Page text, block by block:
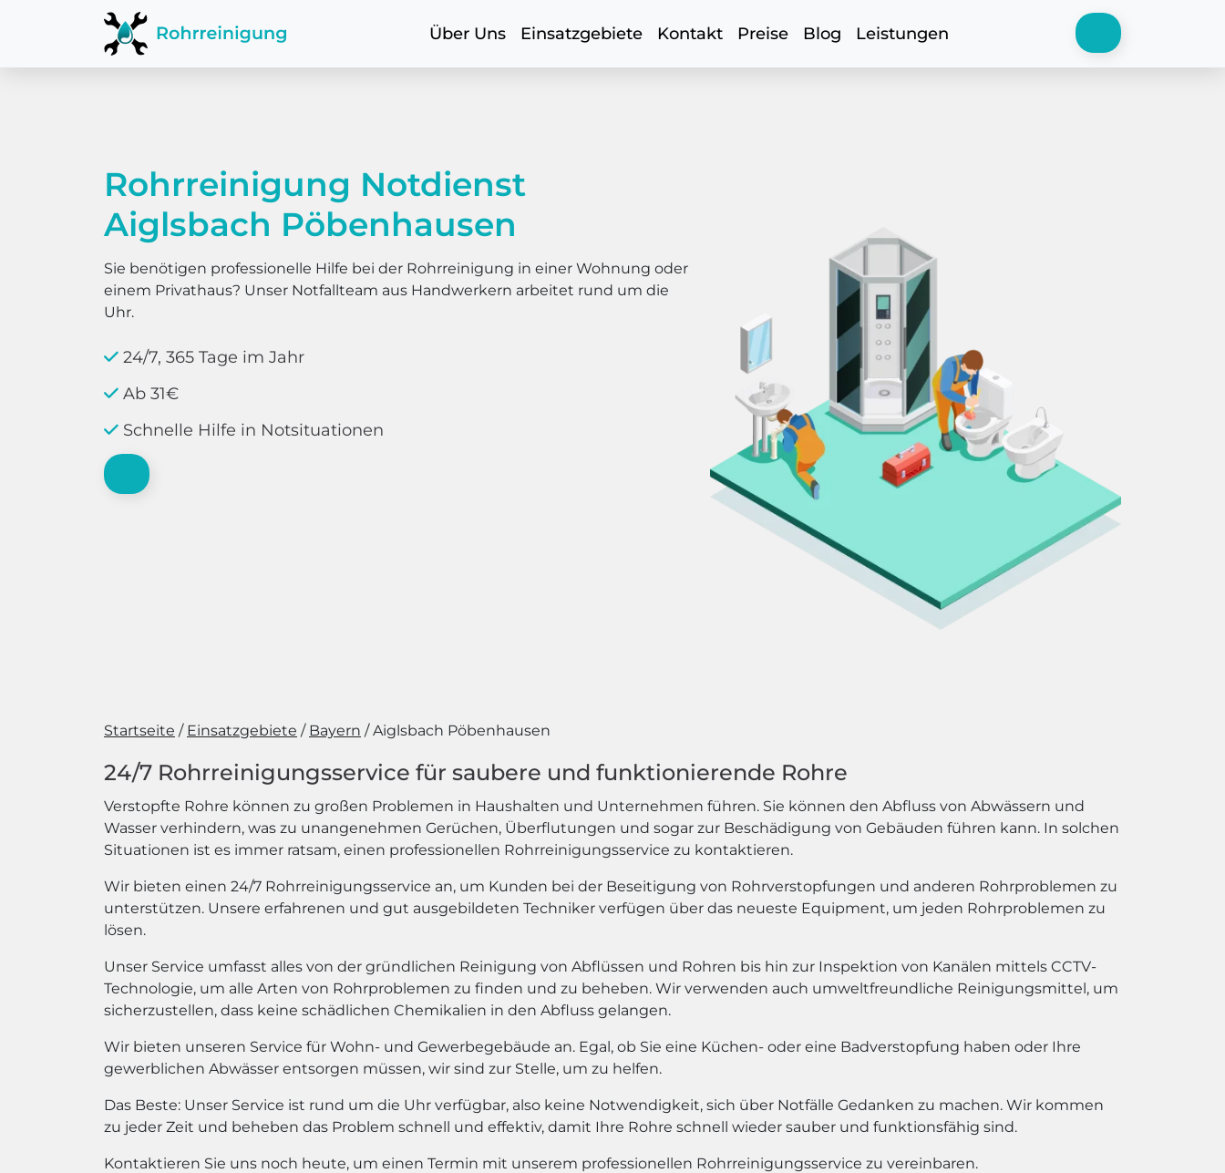
Über Uns Einsatzgebiete Kontakt Preise Blog Leistungen
Rohrreinigung Notdienst
Aiglsbach Pöbenhausen
Sie benötigen professionelle Hilfe bei der Rohrreinigung in einer Wohnung oder
einem Privathaus? Unser Notfallteam aus Handwerkern arbeitet rund um die
Uhr.
24/7, 365 Tage im Jahr
Ab 31€
Schnelle Hilfe in Notsituationen
Startseite Einsatzgebiete Bayern Aiglsbach Pöbenhausen
24/7 Rohrreinigungsservice für saubere und funktionierende Rohre
Verstopfte Rohre können zu großen Problemen in Haushalten und Unternehmen führen. Sie können den Abfluss von Abwässern und
Wasser verhindern, was zu unangenehmen Gerüchen, Überflutungen und sogar zur Beschädigung von Gebäuden führen kann. In solchen
Situationen ist es immer ratsam, einen professionellen Rohrreinigungsservice zu kontaktieren.
Wir bieten einen 24/7 Rohrreinigungsservice an, um Kunden bei der Beseitigung von Rohrverstopfungen und anderen Rohrproblemen zu
unterstützen. Unsere erfahrenen und gut ausgebildeten Techniker verfügen über das neueste Equipment, um jeden Rohrproblemen zu
lösen.
Unser Service umfasst alles von der gründlichen Reinigung von Abflüssen und Rohren bis hin zur Inspektion von Kanälen mittels CCTV-
Technologie, um alle Arten von Rohrproblemen zu finden und zu beheben. Wir verwenden auch umweltfreundliche Reinigungsmittel, um
sicherzustellen, dass keine schädlichen Chemikalien in den Abfluss gelangen.
Wir bieten unseren Service für Wohn- und Gewerbegebäude an. Egal, ob Sie eine Küchen- oder eine Badverstopfung haben oder Ihre
gewerblichen Abwässer entsorgen müssen, wir sind zur Stelle, um zu helfen.
Das Beste: Unser Service ist rund um die Uhr verfügbar, also keine Notwendigkeit, sich über Notfälle Gedanken zu machen. Wir kommen
zu jeder Zeit und beheben das Problem schnell und effektiv, damit Ihre Rohre schnell wieder sauber und funktionsfähig sind.
Kontaktieren Sie uns noch heute, um einen Termin mit unserem professionellen Rohrreinigungsservice zu vereinbaren.